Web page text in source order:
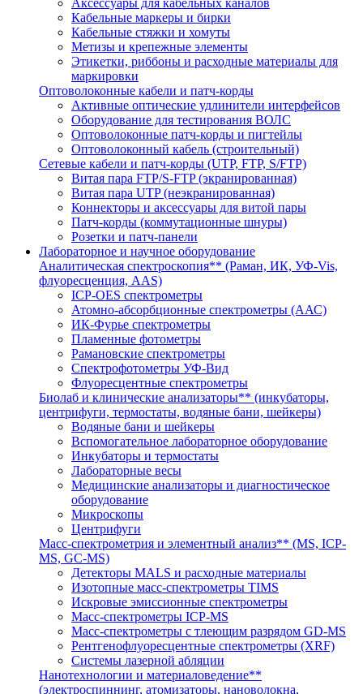
Аксессуары для кабельных каналов
Кабельные маркеры и бирки
Кабельные стяжки и хомуты
Метизы и крепежные элементы
Этикетки, риббоны и расходные материалы для
маркировки
Оптоволоконные кабели и патч-корды
Активные оптические удлинители интерфейсов
Оборудование для тестирования ВОЛС
Оптоволоконные патч-корды и пигтейлы
Оптоволоконный кабель (строительный)
Сетевые кабели и патч-корды (UTP, FTP, S/FTP)
Витая пара FTP/S-FTP (экранированная)
Витая пара UTP (неэкранированная)
Коннекторы и аксессуары для витой пары
Патч-корды (коммутационные шнуры)
Розетки и патч-панели
Лабораторное и научное оборудование
Аналитическая спектроскопия** (Раман, ИК, УФ-Vis,
флуоресценция, AAS)
ICP-OES спектрометры
Атомно-абсорбционные спектрометры (ААС)
ИК-Фурье спектрометры
Пламенные фотометры
Рамановские спектрометры
Спектрофотометры УФ-Вид
Флуоресцентные спектрометры
Биолаб и клинические анализаторы** (инкубаторы,
центрифуги, термостаты, водяные бани, шейкеры)
Водяные бани и шейкеры
Вспомогательное лабораторное оборудование
Инкубаторы и термостаты
Лабораторные весы
Медицинские анализаторы и диагностическое
оборудование
Микроскопы
Центрифуги
Масс-спектрометрия и элементный анализ** (MS, ICP-
MS, GC-MS)
Детекторы MALS и расходные материалы
Изотопные масс-спектрометры TIMS
Искровые эмиссионные спектрометры
Масс-спектрометры ICP-MS
Масс-спектрометры с тлеющим разрядом GD-MS
Рентгенофлуоресцентные спектрометры (XRF)
Системы лазерной абляции
Нанотехнологии и материаловедение**
(электроспиннинг, атомизаторы, нановолокна,